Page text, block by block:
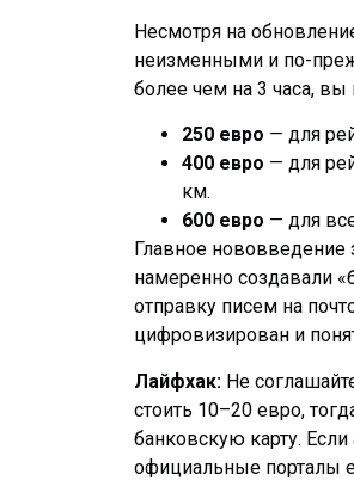
Несмотря на
неизменными и по-
более чем на 3 часа,
250 евро — для
400 евро — для
км.
600 евро — для
Главное нововведение
намеренно создавали
отправку писем на
цифровизирован и
Лайфхак: Не
стоить 10–20 евро,
банковскую карту.
официальные порталы